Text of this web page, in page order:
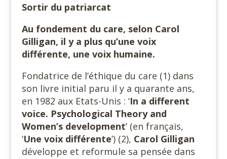
Sortir du patriarcat
Au fondement du care, selon Carol
Gilligan, il y a plus qu’une voix
différente, une voix humaine.
Fondatrice de l’éthique du care (1) dans
son livre initial paru il y a quarante ans,
en 1982 aux Etats-Unis : ‘In a different
voice. Psychological Theory and
Women’s development’ (en français,
‘Une voix différente’) (2), Carol Gilligan
développe et reformule sa pensée dans